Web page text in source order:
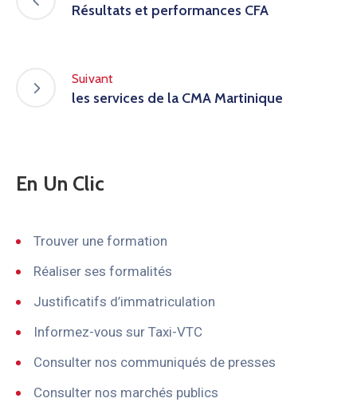
Résultats et performances CFA
Suivant
les services de la CMA Martinique
En Un Clic
Trouver une formation
Réaliser ses formalités
Justificatifs d’immatriculation
Informez-vous sur Taxi-VTC
Consulter nos communiqués de presses
Consulter nos marchés publics